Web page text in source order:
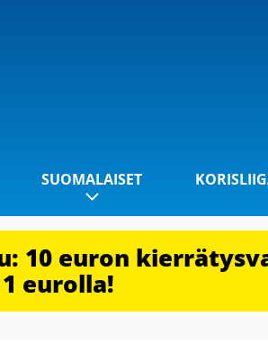
SUOMALAISET
10 euron
eurolla!